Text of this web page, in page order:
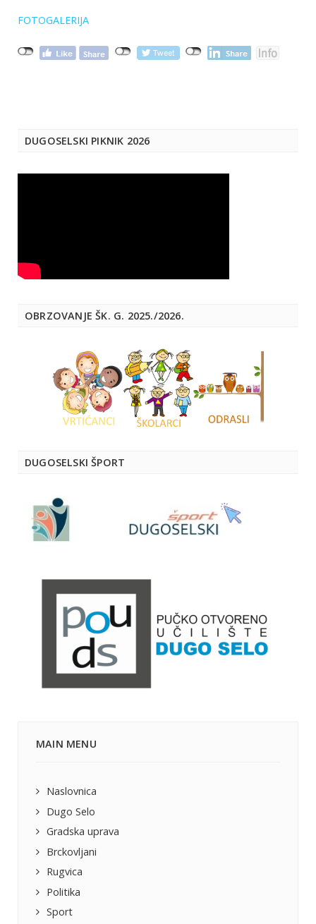
FOTOGALERIJA
DUGOSELSKI PIKNIK 2026
OBRZOVANJE ŠK. G. 2025./2026.
DUGOSELSKI ŠPORT
MAIN MENU
Naslovnica
Dugo Selo
Gradska uprava
Brckovljani
Rugvica
Politika
Sport